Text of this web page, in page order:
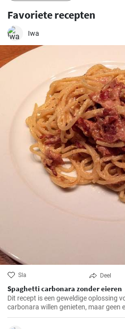
Favoriete recepten
Iwa
Sla Deel
Spaghetti carbonara zonder eieren
Dit recept is een geweldige oplossing
carbonara willen genieten, maar geen
consumeren.